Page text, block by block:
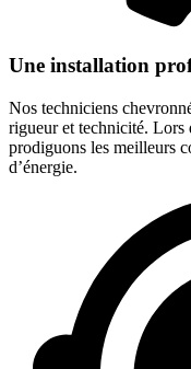
Une installation
Nos techniciens
rigueur et technicité. Lors
prodiguons les meilleurs
d’énergie.